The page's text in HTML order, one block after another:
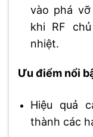
vào phá
khi RF
nhiệt.
Ưu điểm nổi
Hiệu quả
thành các